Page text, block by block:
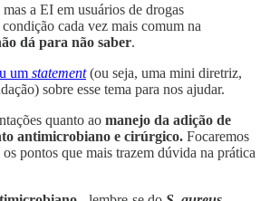
a EI em usuários de drogas
cada vez mais comum na
dá para não saber.
um statement (ou seja, uma mini diretriz,
sobre esse tema para nos ajudar.
quanto ao manejo da adição de
antimicrobiano e cirúrgico. Focaremos
os pontos que mais trazem dúvida na prática